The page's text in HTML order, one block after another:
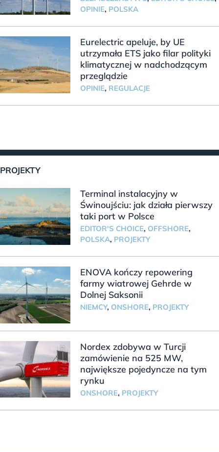
OPINIE, POLSKA
Eurelectric apeluje, by UE
utrzymała ETS jako filar polityki
klimatycznej w nadchodzącym
przeglądzie
OPINIE, REGULACJE
PROJEKTY
Terminal instalacyjny w
Świnoujściu: jak działa pierwszy
taki port w Polsce
EDITOR'S CHOICE, OFFSHORE,
POLSKA, PROJEKTY
ENOVA kończy repowering
farmy wiatrowej Gehrde w
Dolnej Saksonii
NIEMCY, ONSHORE, PROJEKTY
Nordex zdobywa w Turcji
zamówienie na 525 MW,
największe pojedyncze na tym
rynku
ONSHORE, PROJEKTY